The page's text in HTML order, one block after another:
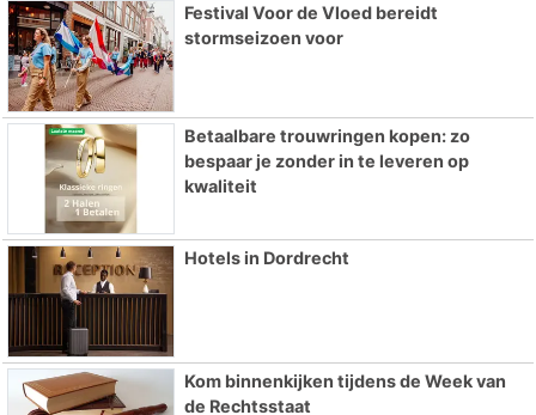
Festival Voor de Vloed bereidt
stormseizoen voor
Betaalbare trouwringen kopen: zo
bespaar je zonder in te leveren op
kwaliteit
Hotels in Dordrecht
Kom binnenkijken tijdens de Week van
de Rechtsstaat